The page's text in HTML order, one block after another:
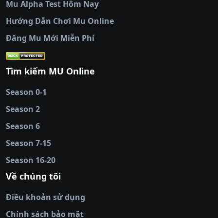
luongsontv
|trực tiếp bóng đá cakhiatv
tiếp bóng đá
socolive
cakhiatv
| kèo nhà
cái
|qh88
88
|tài xỉu
online
|sunwin |
cái uy tín
đĩa
|bắn cá đổi
thưởng
fly88
| new88
tv
|hitclub
win
|Xoilac
thưởng
|rik vip
thưởng
|giai ma keo nha
Mu Alpha Test Hôm Nay
Hướng Dẫn Chơi Mu Online
Đăng Mu Mới Miễn Phí
Tìm kiếm MU Online
Season 0-1
Season 2
Season 6
Season 7-15
Season 16-20
Về chúng tôi
Điều khoản sử dụng
Chính sách bảo mật